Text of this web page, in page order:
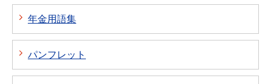
年金用語集
パンフレット